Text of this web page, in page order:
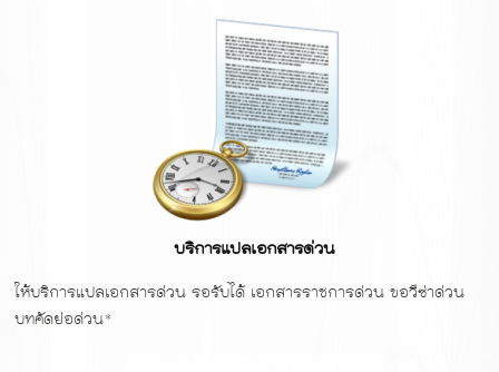
บริการแปลเอกสารด่วน
ให้บริการแปลเอกสารด่วน รอรับได้ เอกสารราชการด่วน ขอวีซ่าด่วน
บทคัดย่อด่วน*